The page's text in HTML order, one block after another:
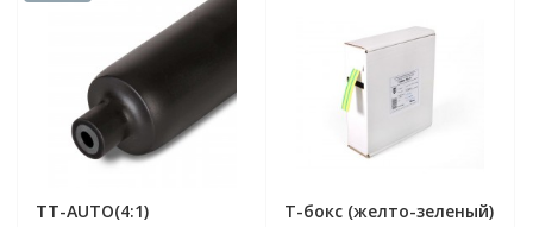
TT-AUTO(4:1) Т-бокс (желто-зеленый)